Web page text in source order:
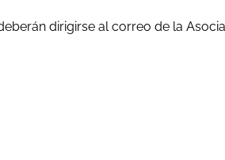
dirigirse al correo de la